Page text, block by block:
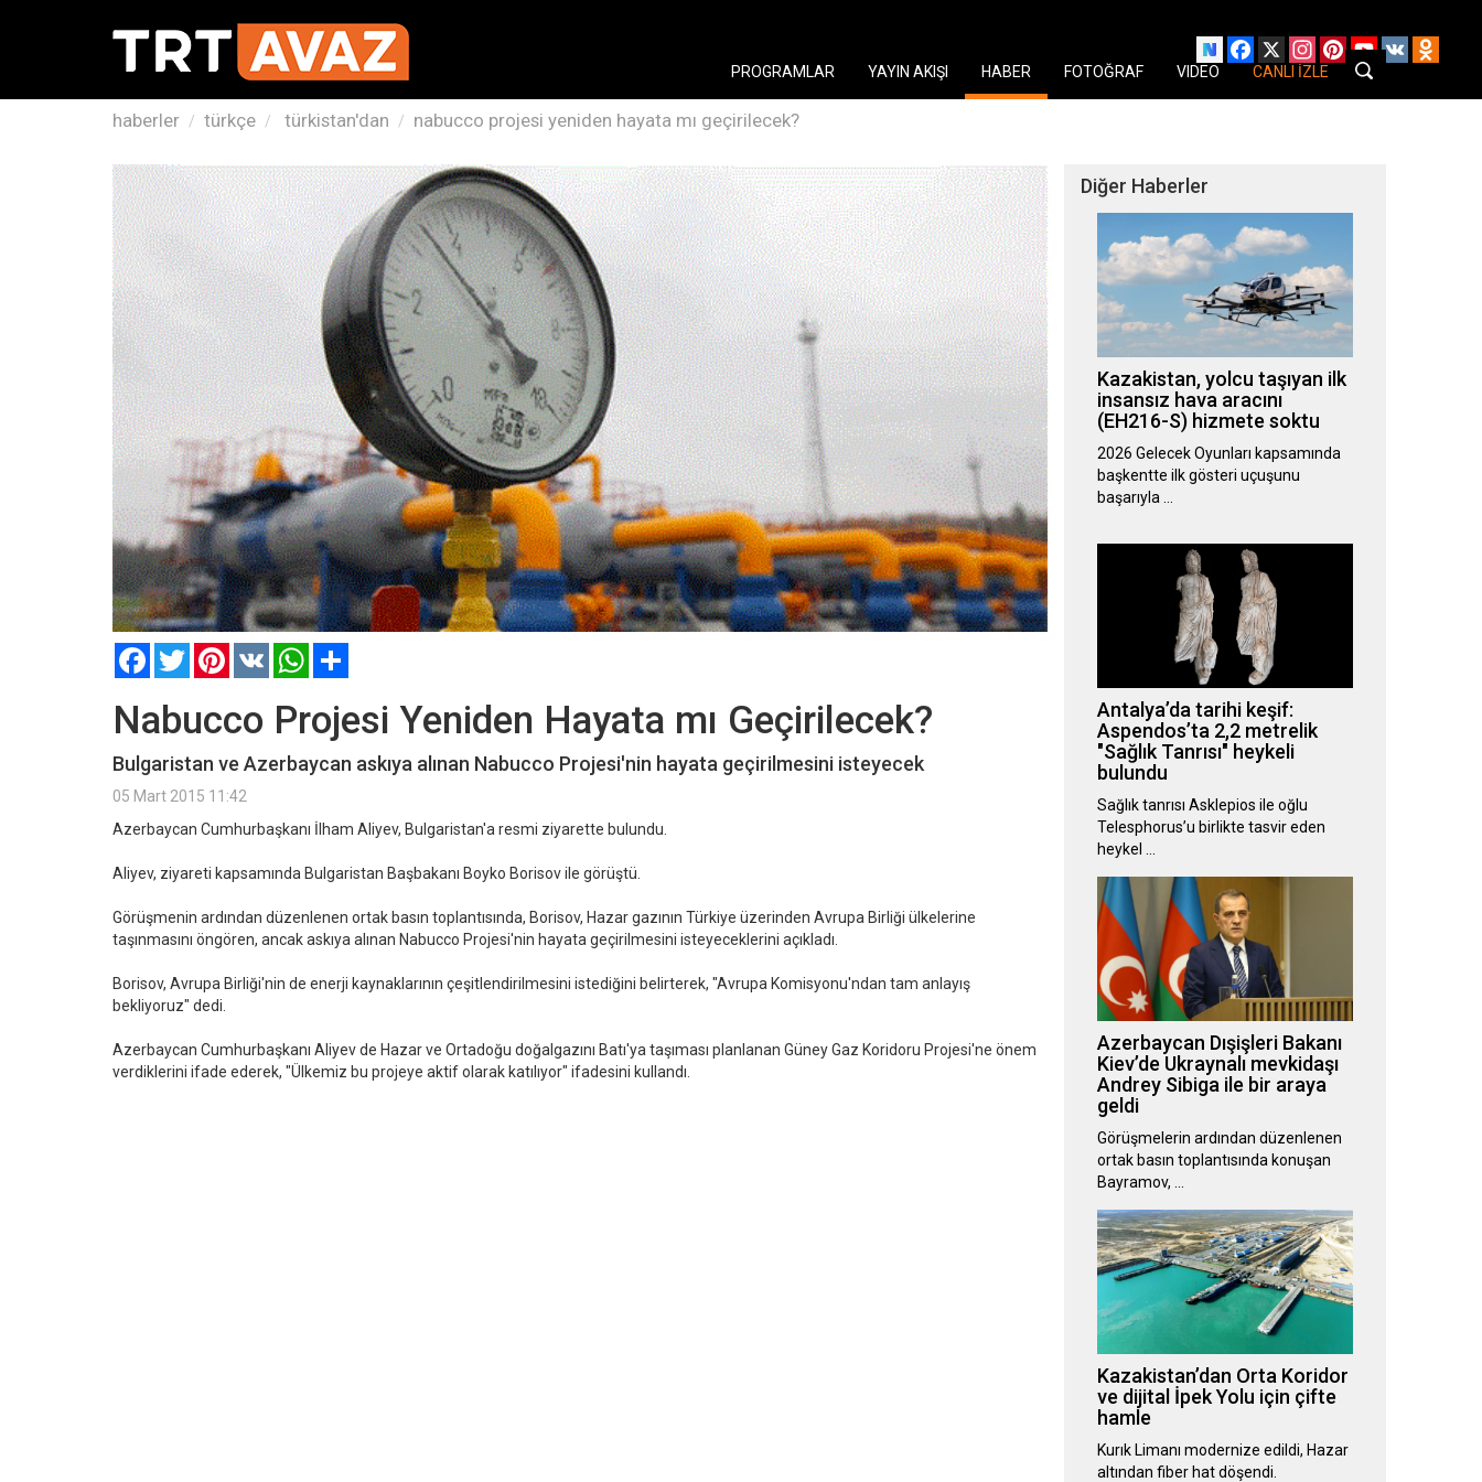
Facebook
X Instagram
PinterestYouTube
VK
PROGRAMLAR
YAYIN AKIŞI HABER FOTOĞRAF VIDEO CANLI İZLE
haberler türkçe türkistan'dan nabucco projesi yeniden hayata mı geçirilecek?
FacebookTwitterPinterest
VK WhatsApp
Nabucco Projesi Yeniden Hayata mı Geçirilecek?
Bulgaristan ve Azerbaycan askıya alınan Nabucco Projesi'nin hayata geçirilmesini isteyecek
05 Mart 2015 11:42
Azerbaycan Cumhurbaşkanı İlham Aliyev, Bulgaristan'a resmi ziyarette bulundu.
Aliyev, ziyareti kapsamında Bulgaristan Başbakanı Boyko Borisov ile görüştü.
Görüşmenin ardından düzenlenen ortak basın toplantısında, Borisov, Hazar gazının Türkiye üzerinden Avrupa Birliği ülkelerine
taşınmasını öngören, ancak askıya alınan Nabucco Projesi'nin hayata geçirilmesini isteyeceklerini açıkladı.
Borisov, Avrupa Birliği'nin de enerji kaynaklarının çeşitlendirilmesini istediğini belirterek, "Avrupa Komisyonu'ndan tam anlayış
bekliyoruz" dedi.
Azerbaycan Cumhurbaşkanı Aliyev de Hazar ve Ortadoğu doğalgazını Batı'ya taşıması planlanan Güney Gaz Koridoru Projesi'ne önem
verdiklerini ifade ederek, "Ülkemiz bu projeye aktif olarak katılıyor" ifadesini kullandı.
Diğer Haberler
Kazakistan, yolcu taşıyan ilk
insansız hava aracını
(EH216-S) hizmete soktu
2026 Gelecek Oyunları kapsamında
başkentte ilk gösteri uçuşunu
başarıyla …
Antalya’da tarihi keşif:
Aspendos’ta 2,2 metrelik
"Sağlık Tanrısı" heykeli
bulundu
Sağlık tanrısı Asklepios ile oğlu
Telesphorus’u birlikte tasvir eden
heykel …
Azerbaycan Dışişleri Bakanı
Kiev’de Ukraynalı mevkidaşı
Andrey Sibiga ile bir araya
geldi
Görüşmelerin ardından düzenlenen
ortak basın toplantısında konuşan
Bayramov, …
Kazakistan’dan Orta Koridor
ve dijital İpek Yolu için çifte
hamle
Kurık Limanı modernize edildi, Hazar
altından fiber hat döşendi.